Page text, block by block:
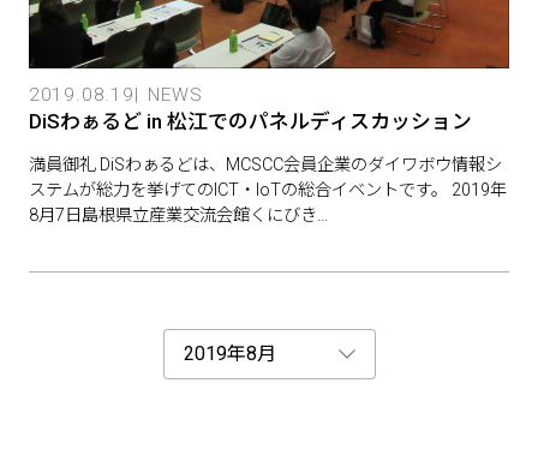
2019.08.19 NEWS
DiSわぁるど in 松江でのパネルディスカッション
満員御礼 DiSわぁるどは、MCSCC会員企業のダイワボウ情報シ
ステムが総力を挙げてのICT・IoTの総合イベントです。 2019年
8月7日島根県立産業交流会館くにびき…